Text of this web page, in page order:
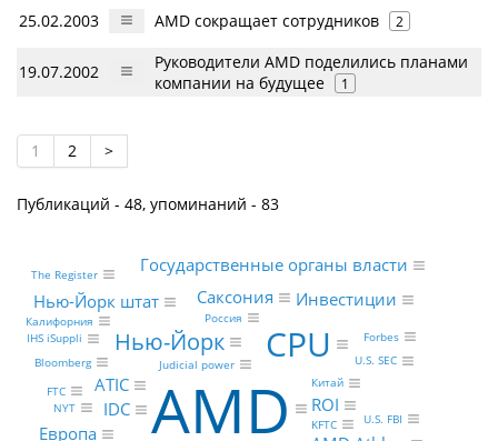
25.02.2003 AMD сокращает сотрудников 2
19.07.2002
Руководители AMD поделились планами
компании на будущее
1
1 2 >
Публикаций - 48, упоминаний - 83
AMD
CPU
Нью-Йорк
Инвестиции
Саксония
Нью-Йорк штат
ROI
Государственные органы власти
ATIC
IDC
Европа
Россия
Китай
Калифорния
IHS iSuppli
Judicial power
Bloomberg
U.S. FBI
U.S. SEC
KFTC
FTC
Forbes
The Register
NYT